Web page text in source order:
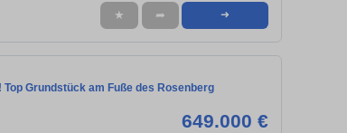
★ ➦ ➜
Grundstück am Fuße des Rosenberg
649.000 €